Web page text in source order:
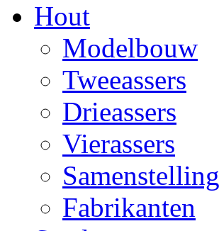
Hout
Modelbouw
Tweeassers
Drieassers
Vierassers
Samenstelling
Fabrikanten